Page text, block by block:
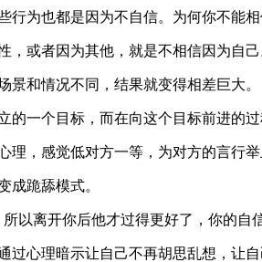
行为也都是因为不自信。为何你不能
或者因为其他，就是不相信因为自
和情况不同，结果就变得相差巨大。
一个目标，而在向这个目标前进的
理，感觉低对方一等，为对方的言行
成跪舔模式。
以离开你后他才过得更好了，你的
心理暗示让自己不再胡思乱想，让自